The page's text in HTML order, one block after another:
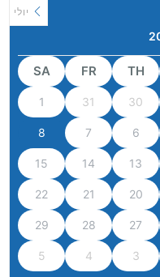
יולי
TH
FR
SA
30
31
1
6
7
8
13
14
15
20
21
22
27
28
29
3
4
5